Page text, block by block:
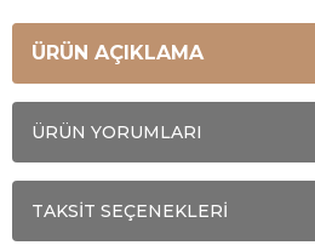
ÜRÜN AÇIKLAMA
ÜRÜN YORUMLARI
TAKSİT SEÇENEKLERİ